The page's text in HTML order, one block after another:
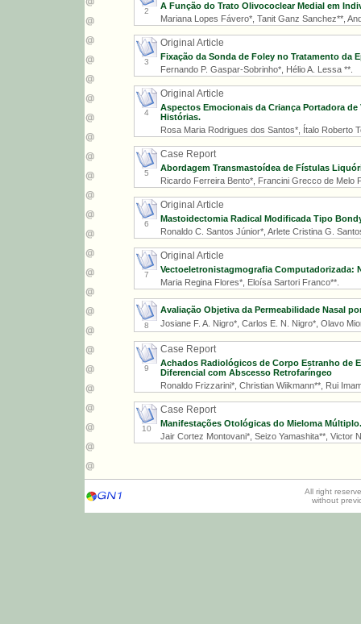
2
A Função do Trato Olivococlear Medial em
Mariana Lopes Fávero*, Tanit Ganz Sanchez**,
3
Original Article
Fixação da Sonda de Foley no Tratamento da
Fernando P. Gaspar-Sobrinho*, Hélio A. Lessa **.
4
Original Article
Aspectos Emocionais da Criança Portadora
Histórias.
Rosa Maria Rodrigues dos Santos*, Ítalo Roberto
5
Case Report
Abordagem Transmastoídea de Fístulas
Ricardo Ferreira Bento*, Francini Grecco de Melo
6
Original Article
Mastoidectomia Radical Modificada Tipo
Ronaldo C. Santos Júnior*, Arlete Cristina G.
7
Original Article
Vectoeletronistagmografia Computadorizada:
Maria Regina Flores*, Eloísa Sartori Franco**.
8
Avaliação Objetiva da Permeabilidade Nasal
Josiane F. A. Nigro*, Carlos E. N. Nigro*, Olavo
9
Case Report
Achados Radiológicos de Corpo Estranho de
Diferencial com Abscesso Retrofaríngeo
Ronaldo Frizzarini*, Christian Wiikmann**, Rui
10
Case Report
Manifestações Otológicas do Mieloma
Jair Cortez Montovani*, Seizo Yamashita**, Victor
All right
without